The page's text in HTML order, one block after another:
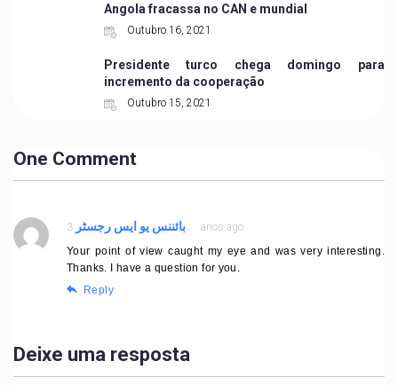
Angola fracassa no CAN e mundial
Outubro 16, 2021
Presidente turco chega domingo para
incremento da cooperação
Outubro 15, 2021
One Comment
بائننس یو ایس رجسٹر
3 anos ago
Your point of view caught my eye and was very interesting.
Thanks. I have a question for you.
Reply
Deixe uma resposta